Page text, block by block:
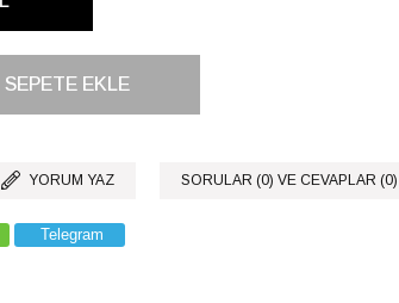
YORUM YAZ SORULAR (0) VE CEVAPLAR (0)
Telegram